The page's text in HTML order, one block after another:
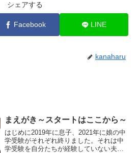
シェアする
Facebook LINE
kanaharu
まえがき～スタートはここから～
はじめに2019年に息子、2021年に娘の中
学受験がそれぞれ終りました。それは中
学受験を自分たちが経験していない夫婦